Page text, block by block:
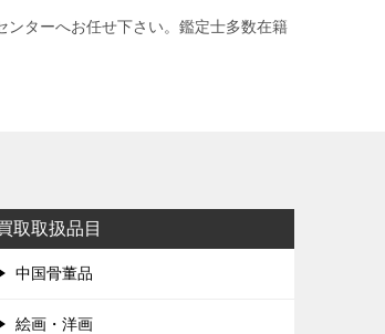
ターへお任せ下さい。鑑定士多数在籍
取取扱品目
中国骨董品
絵画・洋画